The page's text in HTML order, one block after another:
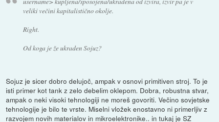
veliki večini kapitalistično okolje.
Right.
Od koga je že ukraden Sojuz?
Sojuz je sicer dobro delujoč, ampak v osnovi primitiven stroj. To je
isti primer kot tank z zelo debelim oklepom. Dobra, robustna stvar,
ampak o neki visoki tehnologiji ne moreš govoriti. Večino sovjetske
tehnologije je bilo te vrste. Miselni vložek enostavno ni primerljiv z
razvojem novih materialov in mikroelektronike.. in tukaj je SZ